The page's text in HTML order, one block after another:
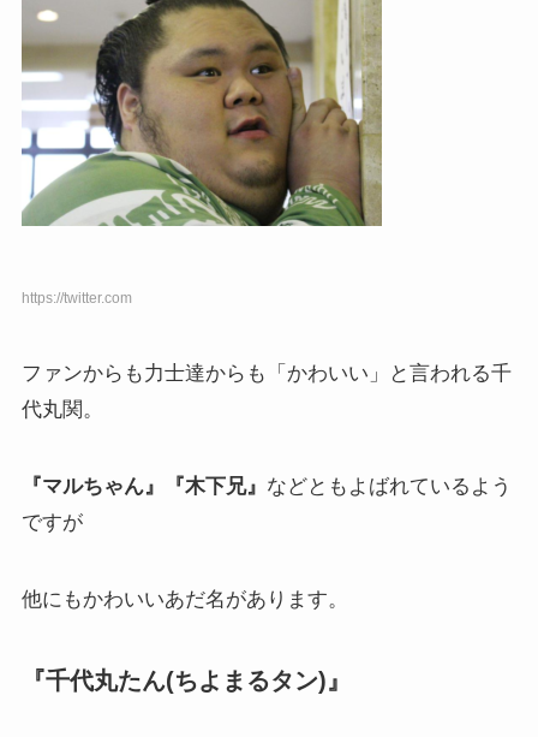
https://twitter.com
ファンからも力士達からも「かわいい」と言われる千
代丸関。
『マルちゃん』『木下兄』 などともよばれているよう
ですが
他にもかわいいあだ名があります。
『千代丸たん(ちよまるタン)』